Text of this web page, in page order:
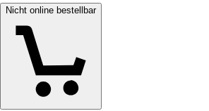
Nicht online bestellbar